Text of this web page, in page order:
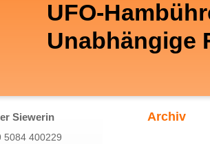
UFO-
Unabhängige
Siewerin
5084 400229
Archiv